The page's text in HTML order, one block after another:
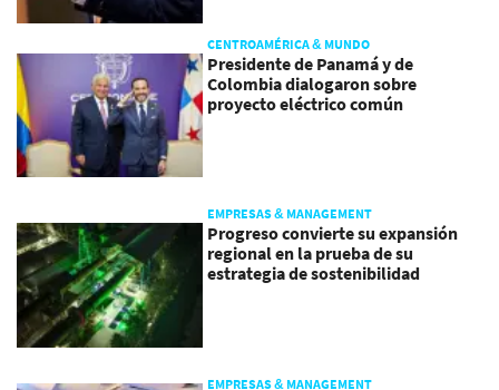
CENTROAMÉRICA & MUNDO
Presidente de Panamá y de
Colombia dialogaron sobre
proyecto eléctrico común
EMPRESAS & MANAGEMENT
Progreso convierte su expansión
regional en la prueba de su
estrategia de sostenibilidad
EMPRESAS & MANAGEMENT